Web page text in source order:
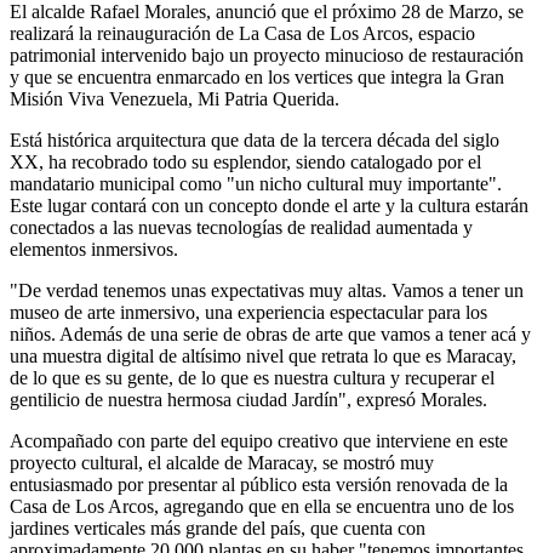
El alcalde Rafael Morales, anunció que el próximo 28 de Marzo, se
realizará la reinauguración de La Casa de Los Arcos, espacio
patrimonial intervenido bajo un proyecto minucioso de restauración
y que se encuentra enmarcado en los vertices que integra la Gran
Misión Viva Venezuela, Mi Patria Querida.
Está histórica arquitectura que data de la tercera década del siglo
XX, ha recobrado todo su esplendor, siendo catalogado por el
mandatario municipal como "un nicho cultural muy importante".
Este lugar contará con un concepto donde el arte y la cultura estarán
conectados a las nuevas tecnologías de realidad aumentada y
elementos inmersivos.
"De verdad tenemos unas expectativas muy altas. Vamos a tener un
museo de arte inmersivo, una experiencia espectacular para los
niños. Además de una serie de obras de arte que vamos a tener acá y
una muestra digital de altísimo nivel que retrata lo que es Maracay,
de lo que es su gente, de lo que es nuestra cultura y recuperar el
gentilicio de nuestra hermosa ciudad Jardín", expresó Morales.
Acompañado con parte del equipo creativo que interviene en este
proyecto cultural, el alcalde de Maracay, se mostró muy
entusiasmado por presentar al público esta versión renovada de la
Casa de Los Arcos, agregando que en ella se encuentra uno de los
jardines verticales más grande del país, que cuenta con